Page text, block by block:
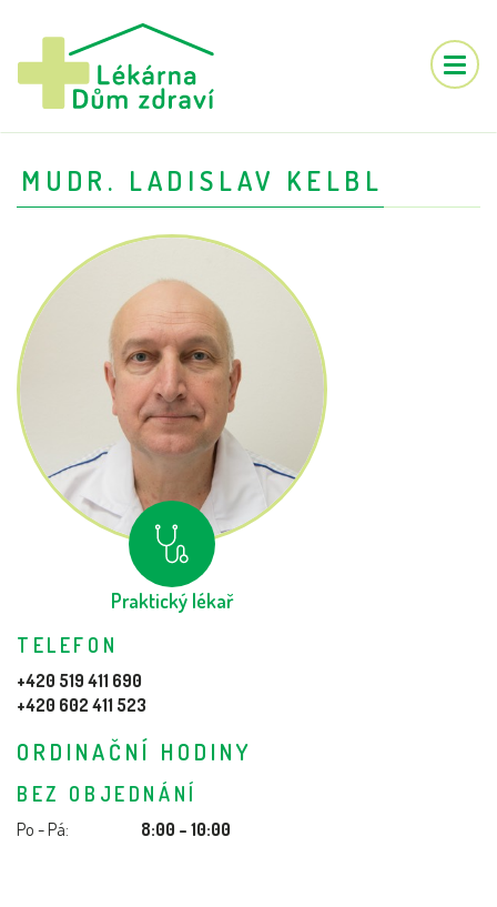
Toggle
MUDR. LADISLAV KELBL
Praktický lékař
TELEFON
+420 519 411 690
+420 602 411 523
ORDINAČNÍ HODINY
BEZ OBJEDNÁNÍ
Po - Pá: 8:00 – 10:00